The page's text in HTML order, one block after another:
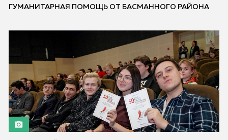
ГУМАНИТАРНАЯ ПОМОЩЬ ОТ БАСМАННОГО РАЙОНА